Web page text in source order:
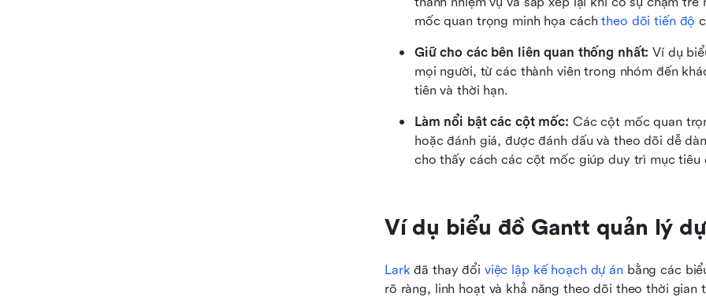
mốc quan trọng minh họa cách theo dõi tiến độ
Giữ cho các bên liên quan thống nhất: Ví dụ
mọi người, từ các thành viên trong nhóm đến
tiên và thời hạn.
Làm nổi bật các cột mốc: Các cột mốc quan
hoặc đánh giá, được đánh dấu và theo dõi dễ
cho thấy cách các cột mốc giúp duy trì mục
Ví dụ biểu đồ Gantt quản lý
Lark đã thay đổi việc lập kế hoạch dự án bằng các
rõ ràng, linh hoạt và khả năng theo dõi theo thời